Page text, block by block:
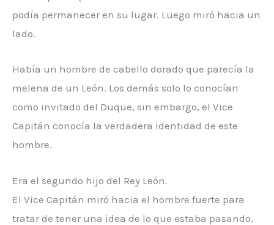
podía permanecer en su lugar. Luego miró hacia un
lado.
Había un hombre de cabello dorado que parecía la
melena de un León. Los demás solo lo conocían
como invitado del Duque, sin embargo, el Vice
Capitán conocía la verdadera identidad de este
hombre.
Era el segundo hijo del Rey León.
El Vice Capitán miró hacia el hombre fuerte para
tratar de tener una idea de lo que estaba pasando.